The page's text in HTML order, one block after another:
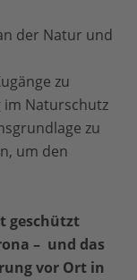
der Natur und
zu
im Naturschutz
zu
um den
geschützt
– und das
vor Ort in